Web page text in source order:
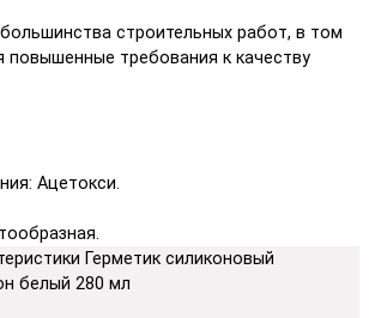
строительных работ, в том
повышенные требования к качеству
Ацетокси.
Герметик силиконовый
белый 280 мл